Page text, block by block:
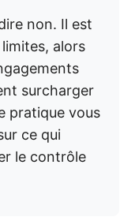
non. Il est
alors
surcharger
pratique vous
ce qui
le contrôle